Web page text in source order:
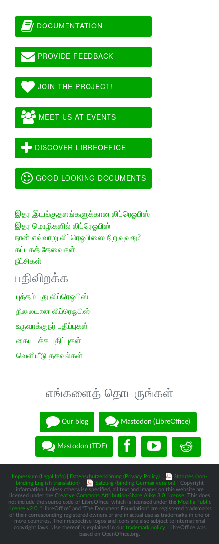
DOCUMENTATION
PROVIDE FEEDBACK
JOIN THE PROJECT!
MEET US AT EVENTS
DISCOVER LIBREOFFICE
GOOD LOOKING DOCUMENTS
இதர இயங்குதளங்களுக்கான லிப்ரெஓபிஸ்
இதர மொழிகளில் லிப்ரெஓபிஸ்
நான் எவ்வாறு லிப்ரெஓபிஸை நிறுவுவது?
கட்டகத் தேவைகள்
நீட்சிகள்
பதிவிறக்க
புத்தம் புது லிப்ரெஓபிஸ்
நிலையான லிப்ரெஓபிஸ்
உருவாக்குநர் பதிப்புகள்
கையடக்க பதிப்புகள்
வெளியீடு தகவல்கள்
எங்களைத் தொடருங்கள்
Our blog Mastodon (LibreOffice)
Mastodon (TDF)
Impressum (Legal Info) Datenschutzerklärung (Privacy Policy)
Statutes (non-
binding English translation) - Satzung (binding German version)
| Copyright
information: Unless otherwise specified, all text and images on this website are
licensed under the Creative Commons Attribution-Share Alike 3.0 License. This does
not include the source code of LibreOffice, which is licensed under the Mozilla Public
License v2.0 . “LibreOffice” and “The Document Foundation” are registered trademarks
of their corresponding registered owners or are in actual use as trademarks in one or
more countries. Their respective logos and icons are also subject to international
copyright laws. Use thereof is explained in our trademark policy. LibreOffice was
based on OpenOffice.org.